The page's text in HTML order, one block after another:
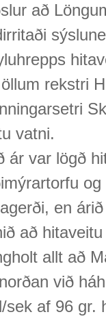
að
rekstri
vatni.
ár var lögð
og
en
að
allt að
við
sek af 96 gr.